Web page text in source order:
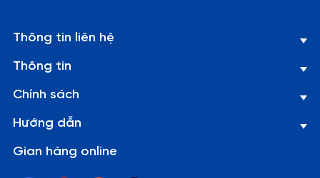
Thông tin liên hệ
Thông tin
Chính sách
Hướng dẫn
Gian hàng online